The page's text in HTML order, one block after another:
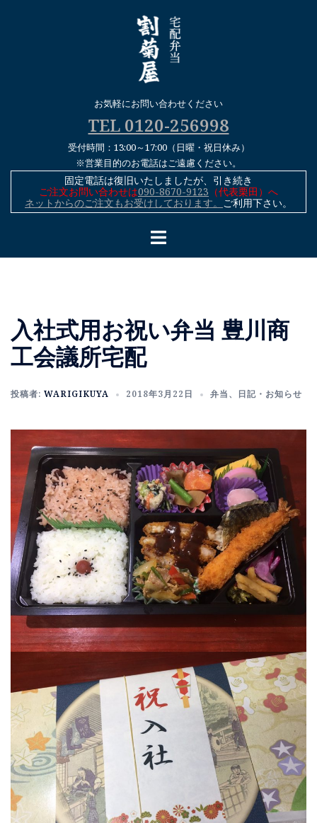
お気軽にお問い合わせください
TEL 0120-256998
受付時間：13:00～17:00（日曜・祝日休み）
※営業目的のお電話はご遠慮ください。
固定電話は復旧いたしましたが、引き続き
ご注文お問い合わせは090-8670-9123 （代表栗田）へ
ネットからのご注文もお受けしております。 ご利用下さい。
入社式用お祝い弁当 豊川商
工会議所宅配
投稿者: WARIGIKUYA 2018年3月22日 弁当、 日記・お知らせ